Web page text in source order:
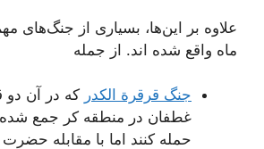
علاوه بر این‌ها، بسیاری از جنگ‌های
ماه واقع شده اند. از جمله
جنگ قرقرة الکدر که در آن دو
غطفان در منطقه کر جمع شده
حمله کنند اما با مقابله